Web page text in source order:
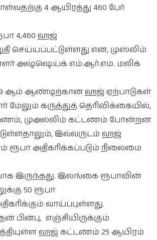
4 ஆயிரத்து 460 பேர்
4,460 ஹஜ்
செய்யப்பட்டுள்ளது என, முஸ்லிம்
அஷ்ஷெய்க் எம்.ஆர்.எம். மலிக்
ஆம் ஆண்டிற்கான ஹஜ் ஏற்பாடுகள்
கருத்துத் தெரிவிக்கையில்,
முஅல்லிம் கட்டணம் போன்றன
இவ்வருடம் ஹஜ்
அதிகரிக்கப்படும் நிலைமை
இருந்தது. இலங்கை ரூபாவின்
50 ரூபா
வாய்ப்புள்ளது.
பின்பு, எஞ்சியிருக்கும்
ஹஜ் கட்டணம் 25 ஆயிரம்